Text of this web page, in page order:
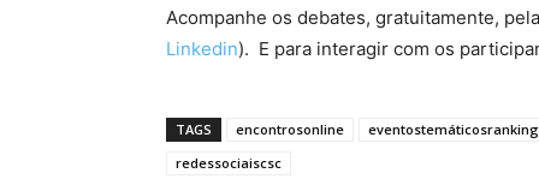
Acompanhe os debates, gratuitamente,
Linkedin). E para interagir com os
TAGS encontrosonline
redessociaiscsc